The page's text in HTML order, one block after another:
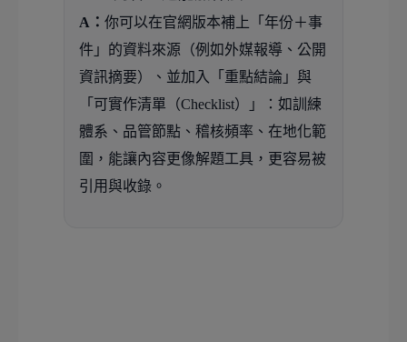
A： 你可以在官網版本補上「年份＋事
件」的資料來源（例如外媒報導、公開
資訊摘要）、並加入「重點結論」與
「可實作清單（Checklist）」：如訓練
體系、品管節點、稽核頻率、在地化範
圍，能讓內容更像解題工具，更容易被
引用與收錄。